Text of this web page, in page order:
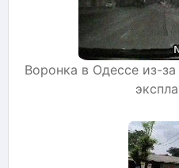
Воронка в Одессе из-